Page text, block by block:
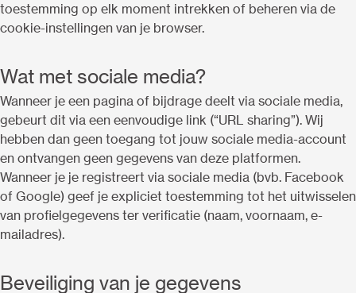
toestemming op elk moment intrekken of beheren via de
cookie-instellingen van je browser.
Wat met sociale media?
Wanneer je een pagina of bijdrage deelt via sociale media,
gebeurt dit via een eenvoudige link (“URL sharing”). Wij
hebben dan geen toegang tot jouw sociale media-account
en ontvangen geen gegevens van deze platformen.
Wanneer je je registreert via sociale media (bvb. Facebook
of Google) geef je expliciet toestemming tot het uitwisselen
van profielgegevens ter verificatie (naam, voornaam, e-
mailadres).
Beveiliging van je gegevens